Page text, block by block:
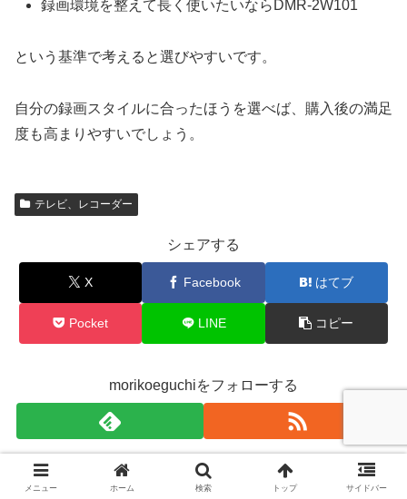
録画環境を整えて長く使いたいならDMR-2W101
という基準で考えると選びやすいです。
自分の録画スタイルに合ったほうを選べば、購入後の満足
度も高まりやすいでしょう。
テレビ、レコーダー
シェアする
X Facebook はてブ
Pocket LINE コピー
morikoeguchiをフォローする
関連記事
メニュー ホーム 検索 トップ サイドバー